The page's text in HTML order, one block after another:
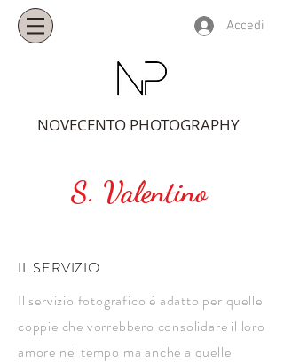
Accedi
NOVECENTO PHOTOGRAPHY
S. Valentino
IL SERVIZIO
Il servizio fotografico è adatto per quelle
coppie che vorrebbero consolidare il loro
amore nel tempo ma anche a quelle